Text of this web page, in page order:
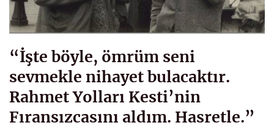
“İşte böyle, ömrüm seni
sevmekle nihayet bulacaktır.
Rahmet Yolları Kesti’nin
Fıransızcasını aldım. Hasretle.”